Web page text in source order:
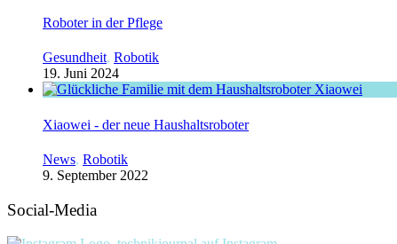
Roboter in der Pflege
Gesundheit, Robotik
19. Juni 2024
Xiaowei - der neue Haushaltsroboter
News, Robotik
9. September 2022
Social-Media